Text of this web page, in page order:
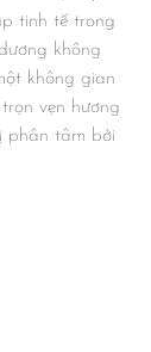
tinh tế trong
không
không gian
vẹn hương
phân tâm bởi